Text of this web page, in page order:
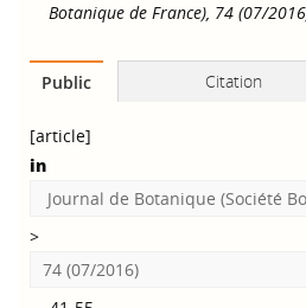
Botanique de France), 74 (07/
Public Citation
[article]
in
Journal de Botanique (Société
>
74 (07/2016)